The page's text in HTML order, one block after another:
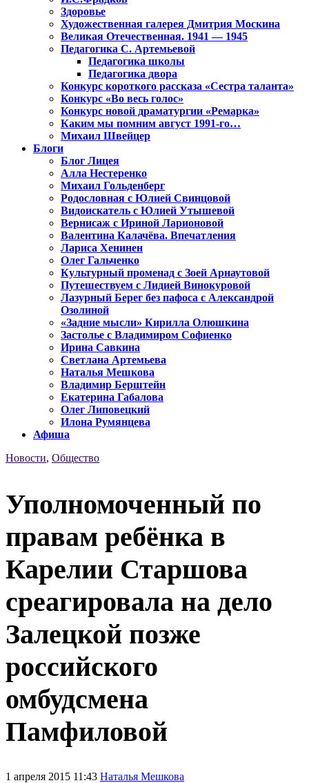
Здоровье
Художественная галерея Дмитрия Москина
Великая Отечественная. 1941 — 1945
Педагогика С. Артемьевой
Педагогика школы
Педагогика двора
Конкурс короткого рассказа «Сестра таланта»
Конкурс «Во весь голос»
Конкурс новой драматургии «Ремарка»
Каким мы помним август 1991-го…
Михаил Швейцер
Блоги
Блог Лицея
Алла Нестеренко
Михаил Гольденберг
Родословная с Юлией Свинцовой
Видоискатель с Юлией Утышевой
Вернисаж с Ириной Ларионовой
Валентина Калачёва. Впечатления
Лариса Хенинен
Олег Гальченко
Культурный променад с Зоей Арнаутовой
Путешествуем с Лидией Винокуровой
Лазурный Берег без пафоса с Александрой
Озолиной
«Задние мысли» Кирилла Олюшкина
Застолье с Владимиром Софиенко
Ирина Савкина
Светлана Артемьева
Наталья Мешкова
Владимир Берштейн
Екатерина Габалова
Олег Липовецкий
Илона Румянцева
Афиша
Новости, Общество
Уполномоченный по
правам ребёнка в
Карелии Старшова
среагировала на дело
Залецкой позже
российского
омбудсмена
Памфиловой
1 апреля 2015 11:43 Наталья Мешкова